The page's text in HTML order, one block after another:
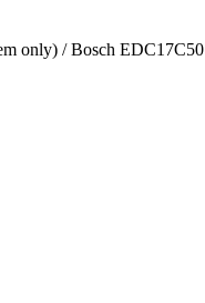
only) / Bosch EDC17C50